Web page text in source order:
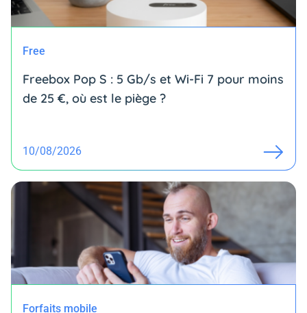
Free
Freebox Pop S : 5 Gb/s et Wi-Fi 7 pour moins
de 25 €, où est le piège ?
10/08/2026
Forfaits mobile